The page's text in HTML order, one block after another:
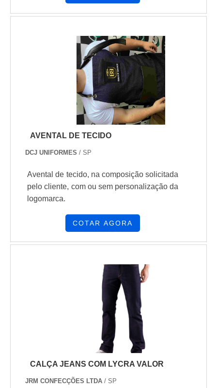
AVENTAL DE TECIDO
DCJ UNIFORMES / SP
Avental de tecido, na composição solicitada
pelo cliente, com ou sem personalização da
logomarca.
COTAR AGORA
CALÇA JEANS COM LYCRA VALOR
JRM CONFECÇÕES LTDA / SP